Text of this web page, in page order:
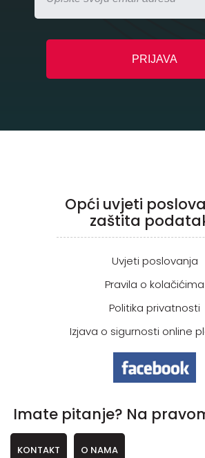
Opći uvjeti
zaštita
Uvjeti poslovanja
Pravila o kolačićima
Politika privatnosti
Izjava o sigurnosti online
Imate pitanje? Na
KONTAKT O NAMA